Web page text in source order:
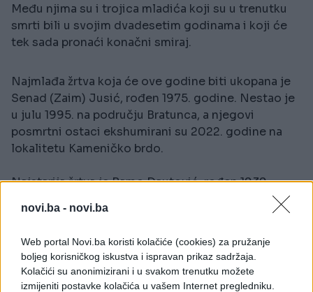
novi.ba - novi.ba
Web portal Novi.ba koristi kolačiće (cookies) za pružanje
boljeg korisničkog iskustva i ispravan prikaz sadržaja.
Kolačići su anonimizirani i u svakom trenutku možete
izmijeniti postavke kolačića u vašem Internet pregledniku.
Među njima su i trojica mladića koji su u trenutku
smrti bili u svojim dvadesetim godinama i koji će
tek sada pronaći konačni smiraj.
Najmlađa žrtva koja će ove godine biti ukopana je
Senad (Zaim) Jusić, rođen 1975. godine. Nestao je
u julu 1995. na području Bratunca, a njegovi
posmrtni ostaci ekshumirani su 2022. godine na
lokalitetu Kameničko brdo.
Najstarija žrtva je Ramo Dautović, rođen 1939.
Zvornika.
su ukopane 6.772 žrtve genocida.